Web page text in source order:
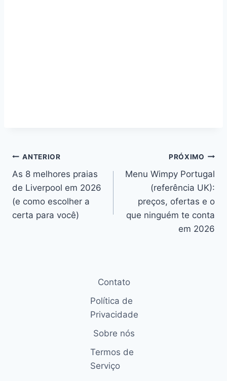
Navegação
de
Post
ANTERIOR
As 8 melhores praias
de Liverpool em 2026
(e como escolher a
certa para você)
PRÓXIMO
Menu Wimpy Portugal
(referência UK):
preços, ofertas e o
que ninguém te conta
em 2026
Contato
Política de
Privacidade
Sobre nós
Termos de
Serviço